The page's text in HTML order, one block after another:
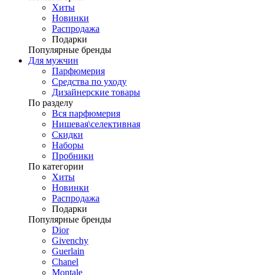
Хиты
Новинки
Распродажа
Подарки
Популярные бренды
Для мужчин
Парфюмерия
Средства по уходу
Дизайнерские товары
По разделу
Вся парфюмерия
Нишевая\селективная
Скидки
Наборы
Пробники
По категории
Хиты
Новинки
Распродажа
Подарки
Популярные бренды
Dior
Givenchy
Guerlain
Chanel
Montale